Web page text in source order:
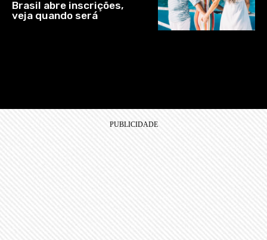
Brasil abre inscrições,
veja quando será